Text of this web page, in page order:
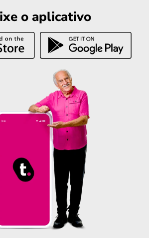
o aplicativo